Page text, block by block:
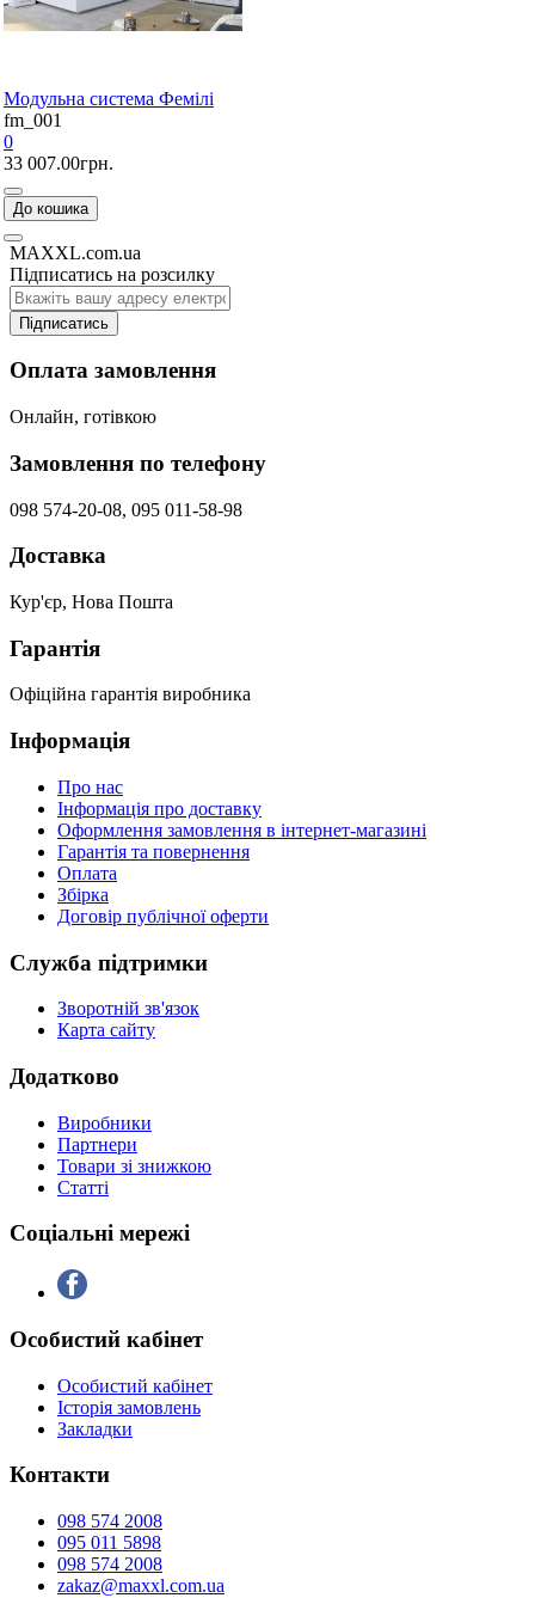
Модульна система Фемілі
fm_001
0
33 007.00грн.
До кошика
MAXXL.com.ua
Підписатись на розсилку
Підписатись
Оплата замовлення
Онлайн, готівкою
Замовлення по телефону
098 574-20-08, 095 011-58-98
Доставка
Кур'єр, Нова Пошта
Гарантія
Офіційна гарантія виробника
Інформація
Про нас
Інформація про доставку
Оформлення замовлення в інтернет-магазині
Гарантія та повернення
Оплата
Збірка
Договір публічної оферти
Служба підтримки
Зворотній зв'язок
Карта сайту
Додатково
Виробники
Партнери
Товари зі знижкою
Статті
Соціальні мережі
Особистий кабінет
Особистий кабінет
Історія замовлень
Закладки
Контакти
098 574 2008
095 011 5898
098 574 2008
zakaz@maxxl.com.ua